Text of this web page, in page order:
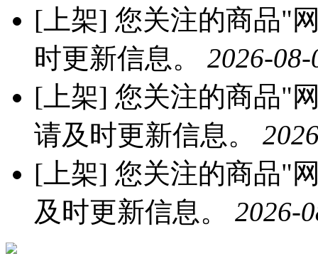
[上架] 您关注的商品"
时更新信息。 2026-
[上架] 您关注的商品"
请及时更新信息。
[上架] 您关注的商品"
及时更新信息。 2026-